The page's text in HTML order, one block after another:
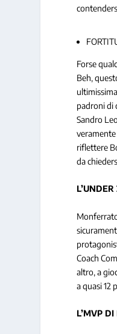
Forse
Beh,
padroni di
Sandro
riflettere
da
Coach
altro, a
a quasi 12
L’MVP